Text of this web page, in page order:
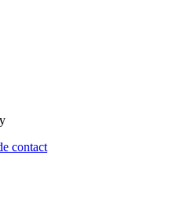
contact